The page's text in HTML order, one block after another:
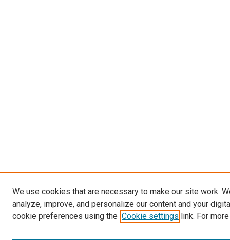
We use cookies that are necessary to make our site work.
analyze, improve, and personalize our content and your
cookie preferences using the Cookie settings link. For